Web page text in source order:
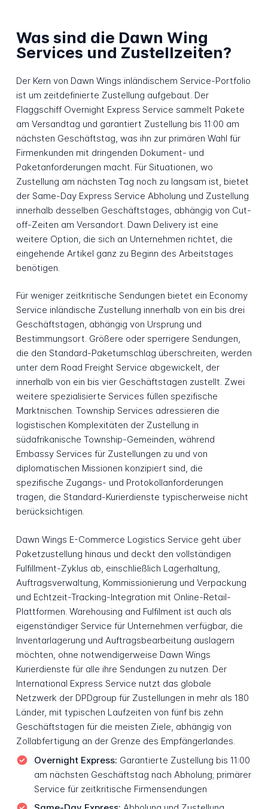
Was sind die Dawn Wing
Services und Zustellzeiten?
Der Kern von Dawn Wings inländischem Service-Portfolio
ist um zeitdefinierte Zustellung aufgebaut. Der
Flaggschiff Overnight Express Service sammelt Pakete
am Versandtag und garantiert Zustellung bis 11:00 am
nächsten Geschäftstag, was ihn zur primären Wahl für
Firmenkunden mit dringenden Dokument- und
Paketanforderungen macht. Für Situationen, wo
Zustellung am nächsten Tag noch zu langsam ist, bietet
der Same-Day Express Service Abholung und Zustellung
innerhalb desselben Geschäftstages, abhängig von Cut-
off-Zeiten am Versandort. Dawn Delivery ist eine
weitere Option, die sich an Unternehmen richtet, die
eingehende Artikel ganz zu Beginn des Arbeitstages
benötigen.
Für weniger zeitkritische Sendungen bietet ein Economy
Service inländische Zustellung innerhalb von ein bis drei
Geschäftstagen, abhängig von Ursprung und
Bestimmungsort. Größere oder sperrigere Sendungen,
die den Standard-Paketumschlag überschreiten, werden
unter dem Road Freight Service abgewickelt, der
innerhalb von ein bis vier Geschäftstagen zustellt. Zwei
weitere spezialisierte Services füllen spezifische
Marktnischen. Township Services adressieren die
logistischen Komplexitäten der Zustellung in
südafrikanische Township-Gemeinden, während
Embassy Services für Zustellungen zu und von
diplomatischen Missionen konzipiert sind, die
spezifische Zugangs- und Protokollanforderungen
tragen, die Standard-Kurierdienste typischerweise nicht
berücksichtigen.
Dawn Wings E-Commerce Logistics Service geht über
Paketzustellung hinaus und deckt den vollständigen
Fulfillment-Zyklus ab, einschließlich Lagerhaltung,
Auftragsverwaltung, Kommissionierung und Verpackung
und Echtzeit-Tracking-Integration mit Online-Retail-
Plattformen. Warehousing and Fulfilment ist auch als
eigenständiger Service für Unternehmen verfügbar, die
Inventarlagerung und Auftragsbearbeitung auslagern
möchten, ohne notwendigerweise Dawn Wings
Kurierdienste für alle ihre Sendungen zu nutzen. Der
International Express Service nutzt das globale
Netzwerk der DPDgroup für Zustellungen in mehr als 180
Länder, mit typischen Laufzeiten von fünf bis zehn
Geschäftstagen für die meisten Ziele, abhängig von
Zollabfertigung an der Grenze des Empfängerlandes.
Overnight Express: Garantierte Zustellung bis 11:00
am nächsten Geschäftstag nach Abholung; primärer
Service für zeitkritische Firmensendungen